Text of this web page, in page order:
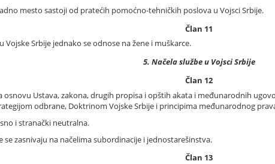
mesto sastoji od pratećih pomoćno-tehničkih poslova u Vojsci Srbije.
Član 11
Vojske Srbije jednako se odnose na žene i muškarce.
5. Načela službe u Vojsci Srbije
Član 12
osnovu Ustava, zakona, drugih propisa i opštih akata i međunarodnih
odbrane, Doktrinom Vojske Srbije i principima međunarodnog
i stranački neutralna.
se zasnivaju na načelima subordinacije i jednostarešinstva.
Član 13